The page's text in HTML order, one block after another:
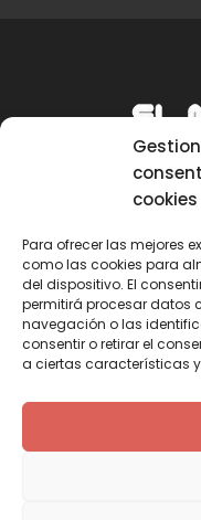
cookies
Para ofrecer las mejores
como las cookies para
del dispositivo. El
permitirá procesar datos
navegación o las
consentir o retirar el
a ciertas características
Síguenos
a